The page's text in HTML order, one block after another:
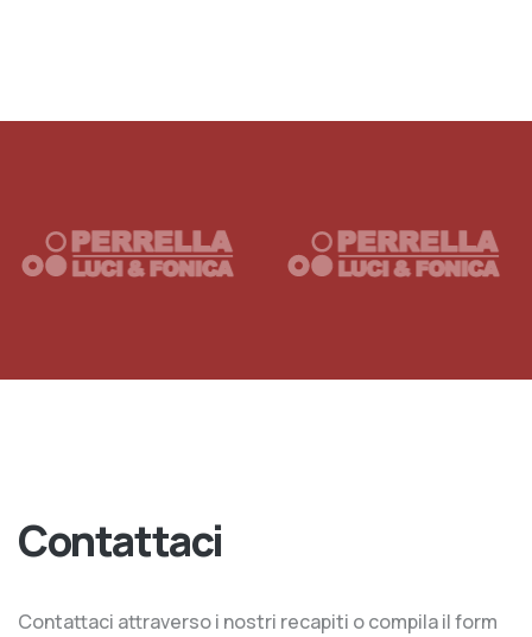
Contattaci
Contattaci attraverso i nostri recapiti o compila il form